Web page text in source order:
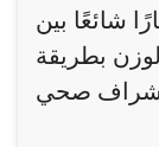
شائعًا بين
بطريقة